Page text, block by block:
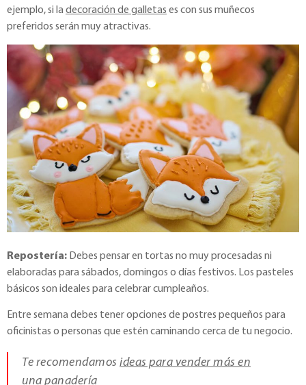
ejemplo, si ladecoración de galletas es con sus muñecos
preferidos serán muy atractivas.
Repostería: Debes pensar en tortas no muy procesadas ni
elaboradas para sábados, domingos o días festivos. Los pasteles
básicos son ideales para celebrar cumpleaños.
Entre semana debes tener opciones de postres pequeños para
oficinistas o personas que estén caminando cerca de tu negocio.
Te recomendamos ideas para vender más en
una panadería